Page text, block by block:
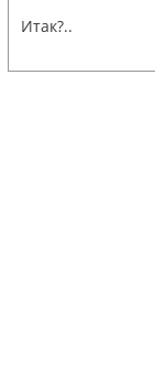
Итак?..